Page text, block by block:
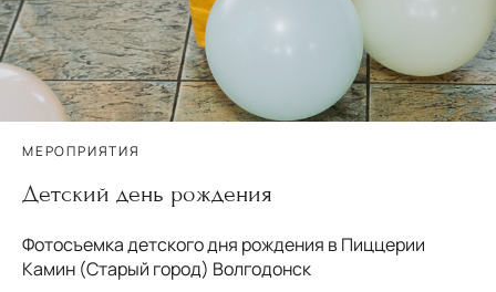
МЕРОПРИЯТИЯ
Детский день рождения
Фотосъемка детского дня рождения в Пиццерии
Камин (Старый город) Волгодонск